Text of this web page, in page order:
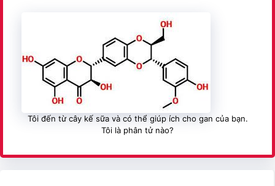
Tôi đến từ cây kế sữa và có thể giúp ích cho gan của bạn.
Tôi là phân tử nào?